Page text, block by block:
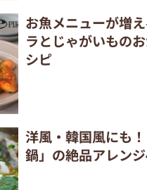
お魚メニューが増
ラとじゃがいもの
シピ
洋風・韓国風にも
鍋」の絶品アレン